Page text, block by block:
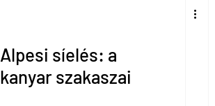
Alpesi síelés: a
kanyar szakaszai